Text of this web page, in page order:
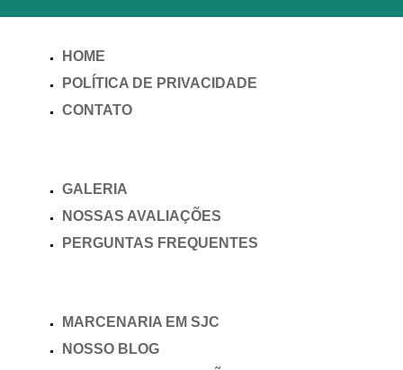
HOME
POLÍTICA DE PRIVACIDADE
CONTATO
GALERIA
NOSSAS AVALIAÇÕES
PERGUNTAS FREQUENTES
MARCENARIA EM SJC
NOSSO BLOG